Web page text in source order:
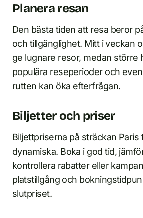
Planera resan
Den bästa tiden att resa beror
och tillgänglighet. Mitt i veckan
ge lugnare resor, medan större
populära reseperioder och
rutten kan öka efterfrågan.
Biljetter och priser
Biljettpriserna på sträckan Paris
dynamiska. Boka i god tid,
kontrollera rabatter eller
platstillgång och
slutpriset.